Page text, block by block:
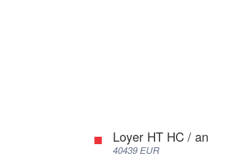
Loyer HT HC / an
40439 EUR